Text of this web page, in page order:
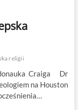
religii
Craiga Dr
na Houston